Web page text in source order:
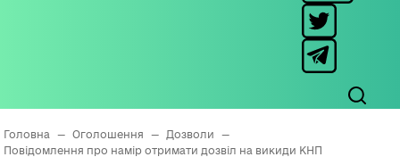
Головна — Оголошення — Дозволи
—
Повідомлення про намір отримати дозвіл на викиди КНП